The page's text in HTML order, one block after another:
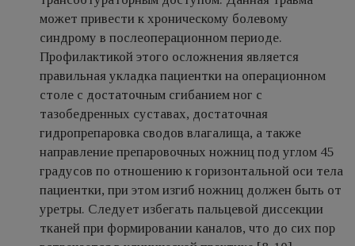
может привести к хроническому болевому
синдрому в послеоперационном периоде.
Профилактикой этого осложнения является
правильная укладка пациентки на операционном
столе с достаточным сгибанием ног с
тазобедренных суставах, достаточная
гидропрепаровка сводов влагалища, а также
направление препаровочных ножниц под углом 45
градусов по отношению к горизонтальной оси тела
пациентки, при этом изгиб ножниц должен быть от
уретры. Следует избегать пальцевой диссекции
тканей при формировании каналов, что до сих пор